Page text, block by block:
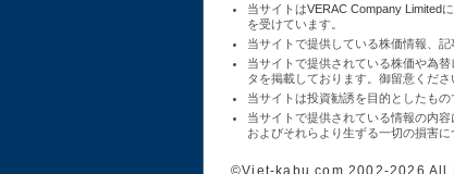
当サイトはVERAC Company Limited
を受けています。
当サイトで提供している株価情報、
当サイトで提供されている株価や為
タを掲載しております。御留意くだ
当サイトは投資勧誘を目的としたも
当サイトで提供されている情報の内
およびそれらより生ずる一切の損害
©Viet-kabu.com 2002-2026 All